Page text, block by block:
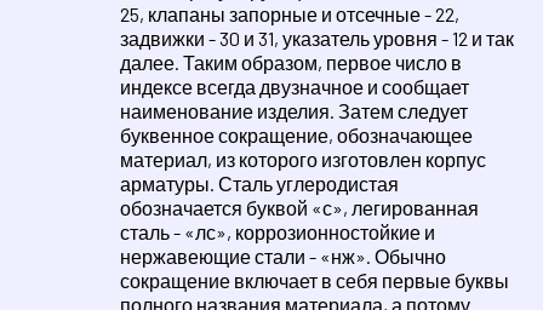
25, клапаны запорные и отсечные - 22,
задвижки - 30 и 31, указатель уровня - 12 и так
далее. Таким образом, первое число в
индексе всегда двузначное и сообщает
наименование изделия. Затем следует
буквенное сокращение, обозначающее
материал, из которого изготовлен корпус
арматуры. Сталь углеродистая
обозначается буквой «с», легированная
сталь - «лс», коррозионностойкие и
нержавеющие стали - «нж». Обычно
сокращение включает в себя первые буквы
полного названия материала, а потому